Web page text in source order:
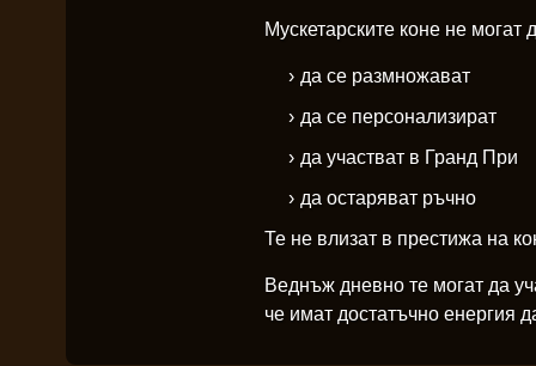
Мускетарските коне не могат
да се размножават
да се персонализират
да участват в Гранд При
да остаряват ръчно
Те не влизат в престижа на
Веднъж дневно те могат да
че имат достатъчно енергия